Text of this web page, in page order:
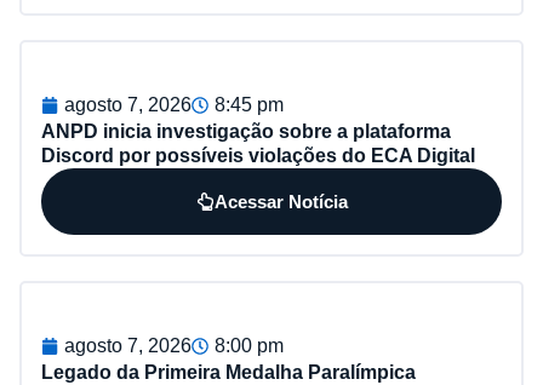
agosto 7, 2026
8:45 pm
ANPD inicia investigação sobre a plataforma
Discord por possíveis violações do ECA Digital
Acessar Notícia
agosto 7, 2026
8:00 pm
Legado da Primeira Medalha Paralímpica